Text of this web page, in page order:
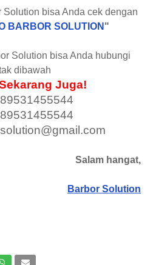
bisa Anda cek dengan
BARBOR SOLUTION "
Solution bisa Anda hubungi
dibawah
Juga!
Salam hangat,
Barbor Solution